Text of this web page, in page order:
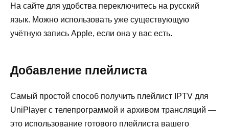
На сайте для удобства переключитесь на русский
язык. Можно использовать уже существующую
учётную запись Apple, если она у вас есть.
Добавление плейлиста
Самый простой способ получить плейлист IPTV для
UniPlayer с телепрограммой и архивом трансляций —
это использование готового плейлиста вашего